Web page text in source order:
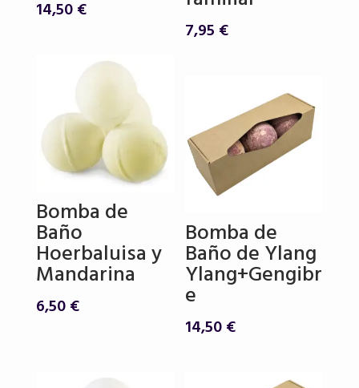
14,50€
7,95 €
Bomba de
Baño
Hoerbaluisa y
Mandarina
6,50€
Bomba de
Baño de Ylang
Ylang+Gengibr
e
14,50€